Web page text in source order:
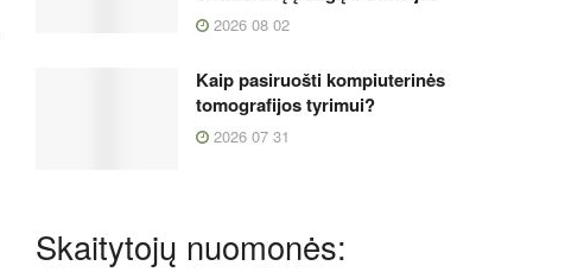
2026 08 02
Kaip pasiruošti kompiuterinės
tomografijos tyrimui?
2026 07 31
Skaitytojų nuomonės: